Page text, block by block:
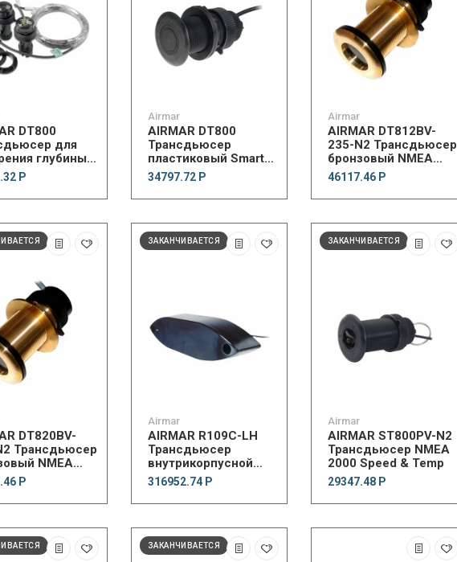
DT800
для
глубины и
с
20° NMEA
Р
Airmar
AIRMAR DT800
Трансдьюсер
пластиковый Smart
Thru-Hull NMEA 2000
34797.72 Р
Airmar
AIRMAR DT812BV-
235-N2 Трансдьюсер
бронзовый NMEA
2000 235 kHz
46117.46 Р
DT820BV-
Трансдьюсер
NMEA
kHz
Р
ЗАКАНЧИВАЕТСЯ
Airmar
AIRMAR R109C-LH
Трансдьюсер
внутрикорпусной
Thru-Hull 2 кВт
316952.74 Р
ЗАКАНЧИВАЕТСЯ
Airmar
AIRMAR ST800PV-N2
Трансдьюсер NMEA
2000 Speed & Temp
29347.48 Р
ЗАКАНЧИВАЕТСЯ